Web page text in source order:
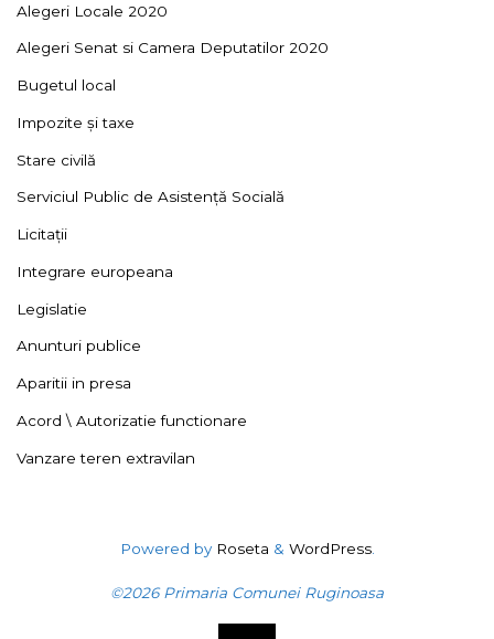
Alegeri Locale 2020
Alegeri Senat si Camera Deputatilor 2020
Bugetul local
Impozite și taxe
Stare civilă
Serviciul Public de Asistență Socială
Licitații
Integrare europeana
Legislatie
Anunturi publice
Aparitii in presa
Acord \ Autorizatie functionare
Vanzare teren extravilan
Powered byRoseta & WordPress.
©2026 Primaria Comunei Ruginoasa